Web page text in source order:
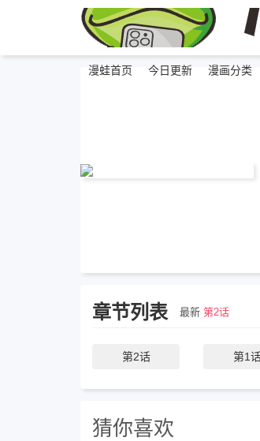
漫蛙首页 今日更新 漫画分类
章节列表 最新 第2话
第2话 第1
猜你喜欢